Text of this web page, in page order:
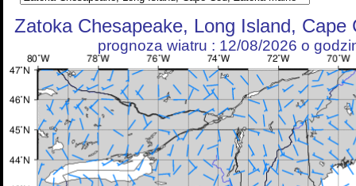
Zatoka Chesapeake, Long Island, Cape
prognoza wiatru : 12/08/2026 o